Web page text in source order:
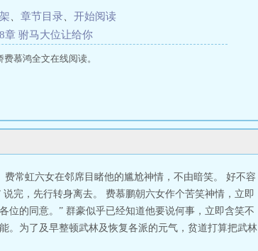
章节目录
开始阅读
章 驸马大位让给你
慕鸿全文在线阅读。
常虹六女在邻席目睹他的尴尬神情，不由暗笑。 好不容
完，先行转身离去。 费慕鹏朝六女作个苦笑神情，立即
位的同意。” 群豪似乎已经知道他要说何事，立即含笑不
。为了及早整顿武林及恢复各派的元气，贫道打算把武林